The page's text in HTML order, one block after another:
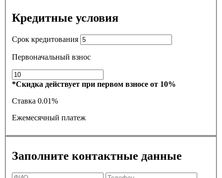
Кредитные условия
Срок кредитования
Первоначальный взнос
*Скидка действует при первом взносе от 10%
Ставка 0.01%
Ежемесячный платеж
Заполните контактные данные